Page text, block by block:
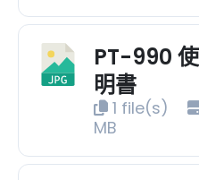
PT-990
明書
1 file(s)
MB